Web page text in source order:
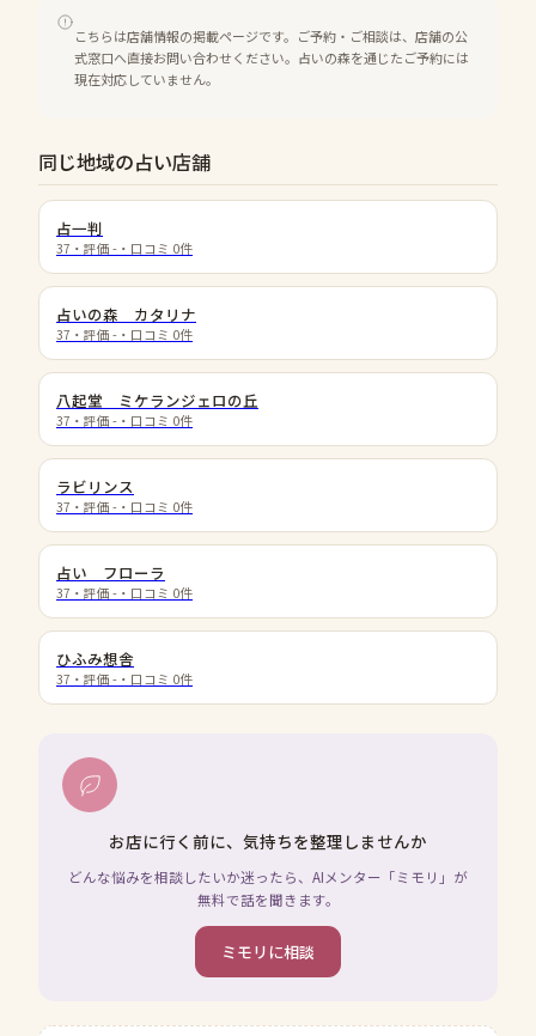
こちらは店舗情報の掲載ページです。ご予約・ご相談は、店舗の公
式窓口へ直接お問い合わせください。占いの森を通じたご予約には
現在対応していません。
同じ地域の占い店舗
占一判
37 ・評価 - ・口コミ 0件
占いの森 カタリナ
37 ・評価 - ・口コミ 0件
八起堂 ミケランジェロの丘
37 ・評価 - ・口コミ 0件
ラビリンス
37 ・評価 - ・口コミ 0件
占い フローラ
37 ・評価 - ・口コミ 0件
ひふみ想舎
37 ・評価 - ・口コミ 0件
お店に行く前に、気持ちを整理しませんか
どんな悩みを相談したいか迷ったら、AIメンター「ミモリ」が
無料で話を聞きます。
ミモリに相談